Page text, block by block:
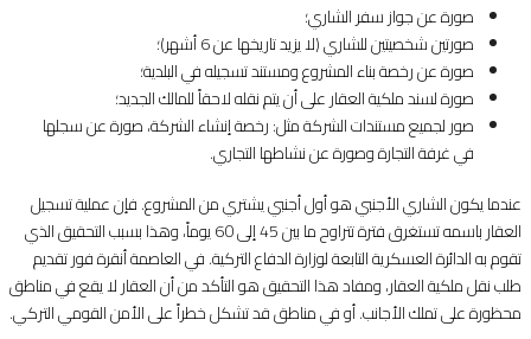
صورة عن جواز سفر الشاري؛
صورتين شخصيتين للشاري (لا يزيد تاريخها عن 6 أشهر)؛
صورة عن رخصة بناء المشروع ومستند تسجيله في البلدية؛
صورة لسند ملكية العقار على أن يتم نقله لاحقاً للمالك الجديد؛
صور لجميع مستندات الشركة مثل: رخصة إنشاء الشركة، صورة عن سجلها
في غرفة التجارة وصورة عن نشاطها التجاري.
عندما يكون الشاري الأجنبي هو أول أجنبي يشتري من المشروع. فإن عملية تسجيل
العقار باسمه تستغرق فترة تتراوح ما بين 45 إلى 60 يوماً، وهذا بسبب التحقيق الذي
تقوم به الدائرة العسكرية التابعة لوزارة الدفاع التركية. في العاصمة أنقرة فور تقديم
طلب نقل ملكية العقار، ومفاد هذا التحقيق هو التأكد من أن العقار لا يقع في مناطق
محظورة على تملك الأجانب. أو في مناطق قد تشكل خطراً على الأمن القومي التركي.